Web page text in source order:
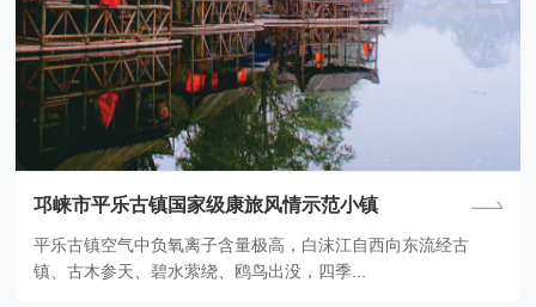
邛崃市平乐古镇国家级康旅风情示范小镇
平乐古镇空气中负氧离子含量极高，白沫江自西向东流经古
镇、古木参天、碧水萦绕、鸥鸟出没，四季...